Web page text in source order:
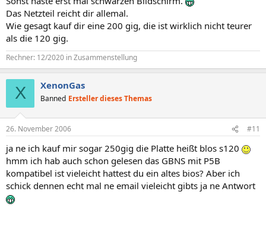
Das Netzteil reicht dir allemal.
Wie gesagt kauf dir eine 200 gig, die ist wirklich nicht teurer
als die 120 gig.
Rechner: 12/2020 in Zusammenstellung
X XenonGas
Banned Ersteller dieses Themas
26. November 2006 #11
ja ne ich kauf mir sogar 250gig die Platte heißt blos s120
hmm ich hab auch schon gelesen das GBNS mit P5B
kompatibel ist vieleicht hattest du ein altes bios? Aber ich
schick dennen echt mal ne email vieleicht gibts ja ne Antwort